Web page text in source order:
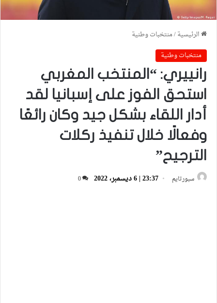
الرئيسية/منتخبات وطنية
منتخبات وطنية
رانييري: “المنتخب المغربي
استحق الفوز على إسبانيا لقد
أدار اللقاء بشكل جيد وكان رائعًا
وفعالًا خلال تنفيذ ركلات
الترجيح”
سبورتايم 23:37 | 6 ديسمبر، 2022 0